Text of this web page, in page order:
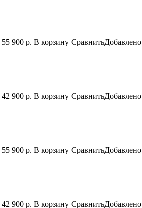
55 900 р. В корзину СравнитьДобавлено
42 900 р. В корзину СравнитьДобавлено
55 900 р. В корзину СравнитьДобавлено
42 900 р. В корзину СравнитьДобавлено